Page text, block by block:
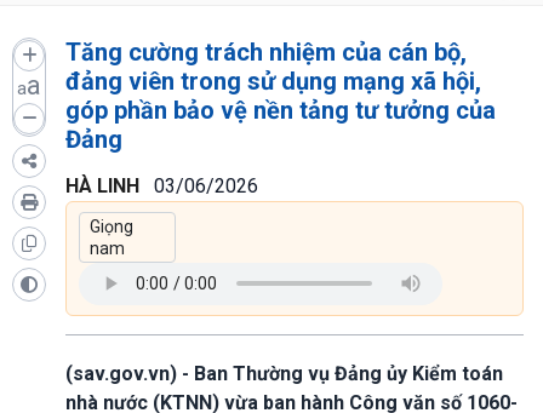
aa
Tăng cường trách nhiệm của cán bộ,
đảng viên trong sử dụng mạng xã hội,
góp phần bảo vệ nền tảng tư tưởng của
Đảng
HÀ LINH 03/06/2026
(sav.gov.vn) - Ban Thường vụ Đảng ủy Kiểm toán
nhà nước (KTNN) vừa ban hành Công văn số 1060-